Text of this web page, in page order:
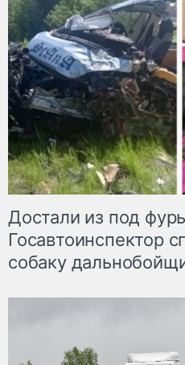
Достали из под
Госавтоинспектор
собаку